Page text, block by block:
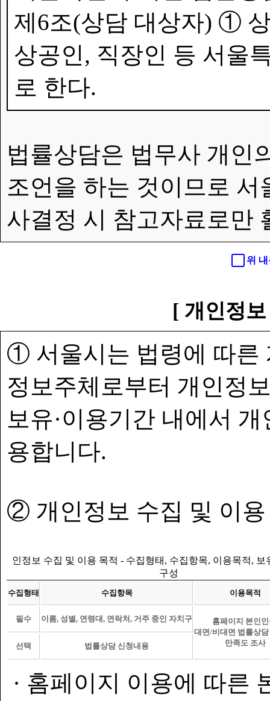
제6조(상담 대상자) ①
상공인, 직장인 등 서울
로 한다.
법률상담은 법무사 개인
조언을 하는 것이므로
사결정 시 참고자료로만
위
[ 개인정
① 서울시는 법령에 따른
정보주체로부터 개인정
보유·이용기간 내에서
용합니다.
② 개인정보 수집 및 이용
인정보 수집 및 이용 목적 - 수집형태, 수집항목, 이용목적, 보
구성
수집형태 수집항목 이용목적
필수 이름, 성별, 연령대, 연락처, 거주 중인 자치구
홈페이지 본인인
대면/비대면 법률상
만족도 조사
선택 법률상담 신청내용
· 홈페이지 이용에 따른